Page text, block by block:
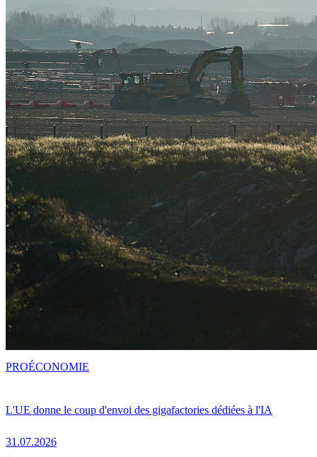
L'UE donne le coup d'envoi des gigafactories dédiées à l'IA
31.07.2026
PROÉCONOMIE